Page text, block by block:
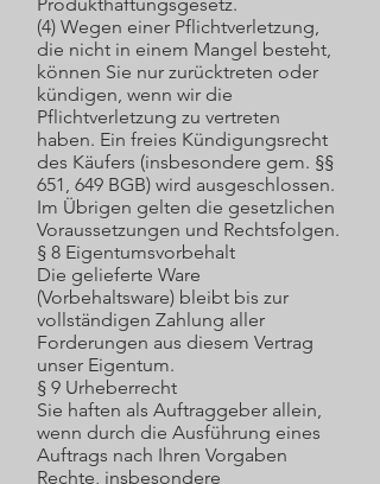
(4) Wegen einer Pflichtverletzung,
die nicht in einem Mangel besteht,
können Sie nur zurücktreten oder
kündigen, wenn wir die
Pflichtverletzung zu vertreten
haben. Ein freies Kündigungsrecht
des Käufers (insbesondere gem. §§
651, 649 BGB) wird ausgeschlossen.
Im Übrigen gelten die gesetzlichen
Voraussetzungen und Rechtsfolgen.
§ 8 Eigentumsvorbehalt
Die gelieferte Ware
(Vorbehaltsware) bleibt bis zur
vollständigen Zahlung aller
Forderungen aus diesem Vertrag
unser Eigentum.
§ 9 Urheberrecht
Sie haften als Auftraggeber allein,
wenn durch die Ausführung eines
Auftrags nach Ihren Vorgaben
Rechte, insbesondere